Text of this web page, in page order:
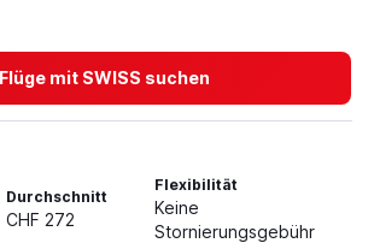
Flüge mit SWISS suchen
Durchschnitt
CHF 272
Flexibilität
Keine
Stornierungsgebühr